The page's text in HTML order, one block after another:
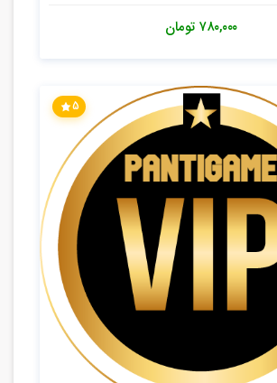
۷۸۰,۰۰۰ تومان
5